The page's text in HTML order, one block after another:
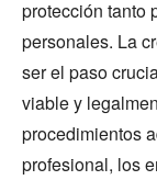
protección tanto
personales. La
ser el paso
viable y
procedimientos
profesional, los